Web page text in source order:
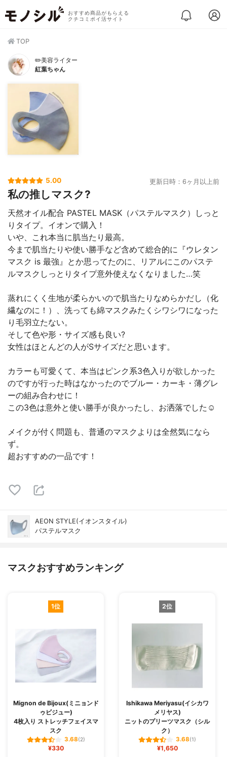
おすすめ商品がもらえる
クチコミポイ活サイト
TOP
✏️美容ライター
紅葉ちゃん
5.00 更新日時：6ヶ月以上前
私の推しマスク?
天然オイル配合 PASTEL MASK（パステルマスク）しっと
りタイプ。イオンで購入！
いや、これ本当に肌当たり最高。
今まで肌当たりや使い勝手など含めて総合的に『ウレタン
マスク is 最強』とか思ってたのに、リアルにこのパステ
ルマスクしっとりタイプ意外使えなくなりました…笑
蒸れにくく生地が柔らかいので肌当たりなめらかだし（化
繊なのに！）、洗っても綿マスクみたくシワシワになった
り毛羽立たない。
そして色や形・サイズ感も良い?
女性はほとんどの人がSサイズだと思います。
カラーも可愛くて、本当はピンク系3色入りが欲しかった
のですが行った時はなかったのでブルー・カーキ・薄グレ
ーの組み合わせに！
この3色は意外と使い勝手が良かったし、お洒落でした☺️
メイクが付く問題も、普通のマスクよりは全然気になら
ず。
超おすすめの一品です！
AEON STYLE(イオンスタイル)
パステルマスク
マスクおすすめランキング
1位
Mignon de Bijoux(ミニョンド
ゥビジュー)
4枚入り ストレッチフェイスマ
スク
3.68(2)
¥330
2位
Ishikawa Meriyasu(イシカワ
メリヤス)
ニットのプリーツマスク（シル
ク）
3.68(1)
¥1,650